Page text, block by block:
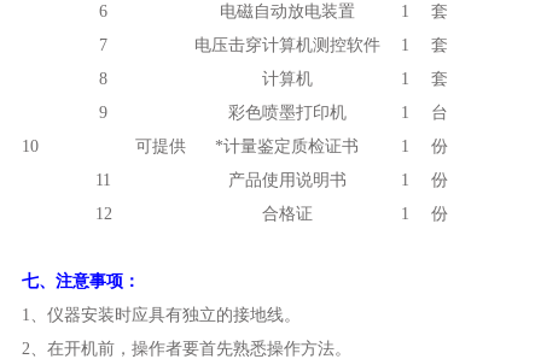
6
电磁自动放电装置 1
套
7
电压击穿计算机测控软件 1
套
8
计算机 1
套
9
彩色喷墨打印机 1
台
10 可提供
*计量鉴定质检证书 1
份
11
产品使用说明书 1
份
12
合格证 1 份
七、 注意事项：
1、仪器安装时应具有独立的接地线。
2、在开机前，操作者要首先熟悉操作方法。